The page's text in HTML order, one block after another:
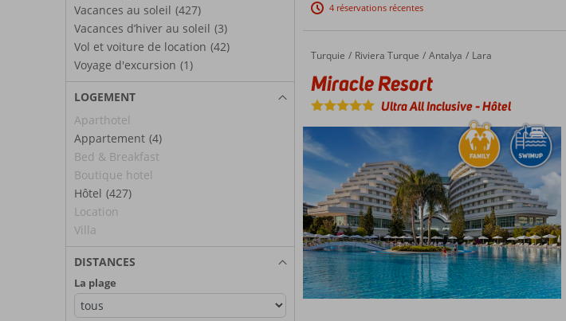
Vacances au soleil (427)
Vacances d’hiver au soleil (3)
Vol et voiture de location (42)
Voyage d'excursion (1)
LOGEMENT
Aparthotel
Appartement (4)
Bed & Breakfast
Boutique hotel
Hôtel (427)
Location
Villa
DISTANCES
La plage
4 réservations récentes
Accueil
Turquie Riviera Turque Antalya Lara
Miracle Resort
Miracle Resort
Ultra All Inclusive-Hôtel